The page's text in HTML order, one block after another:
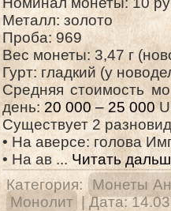
Металл: золото
Проба: 969
Вес монеты: 3,47 г
Гурт: гладкий (у
Средняя стоимость
день: 20 000 – 25 000
Существует 2
• На аверсе: голова
• На ав ...Читать
Категория:
Монеты
Монолит
| Дата: